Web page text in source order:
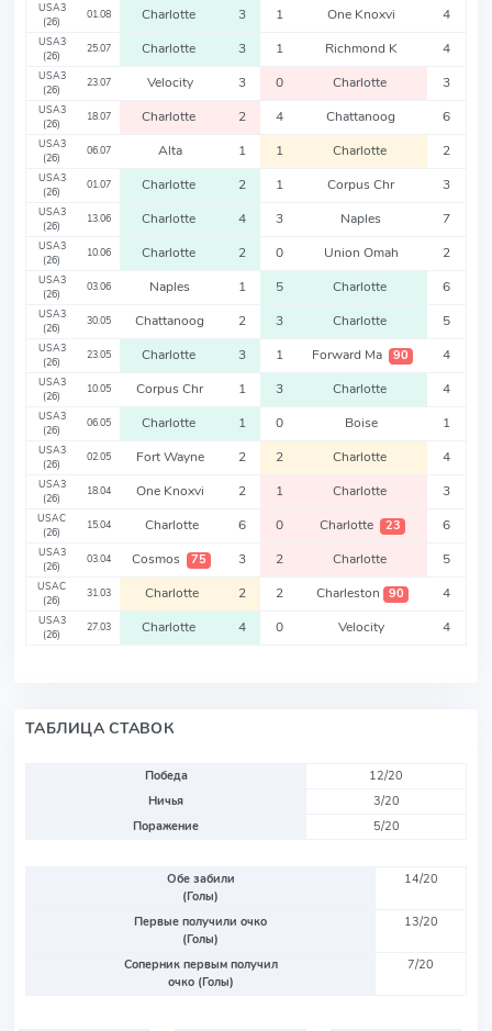
USA3
(26)
01.08 Charlotte 3 1 One Knoxvi 4
USA3
(26)
25.07 Charlotte 3 1 Richmond K 4
USA3
(26)
23.07 Velocity 3 0 Charlotte 3
USA3
(26)
18.07 Charlotte 2 4 Chattanoog 6
USA3
(26)
06.07 Alta 1 1 Charlotte 2
USA3
(26)
01.07 Charlotte 2 1 Corpus Chr 3
USA3
(26)
13.06 Charlotte 4 3 Naples 7
USA3
(26)
10.06 Charlotte 2 0 Union Omah 2
USA3
(26)
03.06 Naples 1 5 Charlotte 6
USA3
(26)
30.05 Chattanoog 2 3 Charlotte 5
USA3
(26)
23.05 Charlotte 3 1 Forward Ma 90 4
USA3
(26)
10.05 Corpus Chr 1 3 Charlotte 4
USA3
(26)
06.05 Charlotte 1 0 Boise 1
USA3
(26)
02.05 Fort Wayne 2 2 Charlotte 4
USA3
(26)
18.04 One Knoxvi 2 1 Charlotte 3
USAC
(26)
15.04 Charlotte 6 0 Charlotte 23 6
USA3
(26)
03.04 Cosmos 75 3 2 Charlotte 5
USAC
(26)
31.03 Charlotte 2 2 Charleston 90 4
USA3
(26)
27.03 Charlotte 4 0 Velocity 4
ТАБЛИЦА СТАВОК
Победа
12/20
Ничья
3/20
Поражение
5/20
Обе забили
(Голы)
14/20
Первые получили очко
(Голы)
13/20
Соперник первым получил
очко (Голы)
7/20